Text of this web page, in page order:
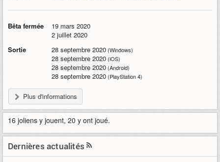
Bêta fermée
19 mars 2020
2 juillet 2020
Sortie
28 septembre 2020(Windows)
28 septembre 2020(iOS)
28 septembre 2020(Android)
28 septembre 2020(PlayStation 4)
Plus d'informations
16 joliens y jouent, 20 y ont joué.
Dernières actualités